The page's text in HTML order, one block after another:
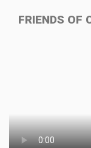
FRIENDS OF